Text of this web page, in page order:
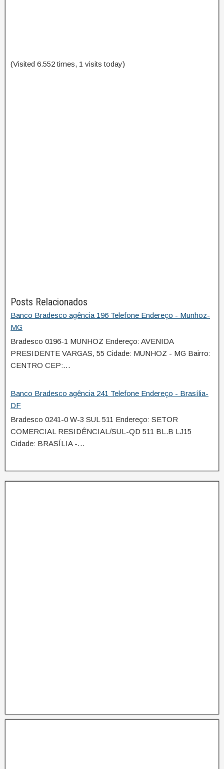
(Visited 6.552 times, 1 visits today)
Posts Relacionados
Banco Bradesco agência 196 Telefone Endereço - Munhoz-
MG
Bradesco 0196-1 MUNHOZ Endereço: AVENIDA
PRESIDENTE VARGAS, 55 Cidade: MUNHOZ - MG Bairro:
CENTRO CEP:…
Banco Bradesco agência 241 Telefone Endereço - Brasília-
DF
Bradesco 0241-0 W-3 SUL 511 Endereço: SETOR
COMERCIAL RESIDÊNCIAL/SUL-QD 511 BL.B LJ15
Cidade: BRASÍLIA -…